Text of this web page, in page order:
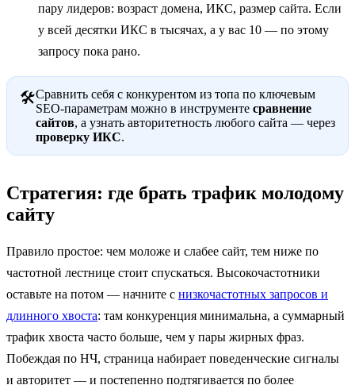
пару лидеров: возраст домена, ИКС, размер сайта. Если
у всей десятки ИКС в тысячах, а у вас 10 — по этому
запросу пока рано.
🛠Сравнить себя с конкурентом из топа по ключевым
SEO-параметрам можно в инструменте сравнение
сайтов, а узнать авторитетность любого сайта — через
проверку ИКС.
Стратегия: где брать трафик молодому
сайту
Правило простое: чем моложе и слабее сайт, тем ниже по
частотной лестнице стоит спускаться. Высокочастотники
оставьте на потом — начните с низкочастотных запросов и
длинного хвоста: там конкуренция минимальна, а суммарный
трафик хвоста часто больше, чем у пары жирных фраз.
Побеждая по НЧ, страница набирает поведенческие сигналы
и авторитет — и постепенно подтягивается по более